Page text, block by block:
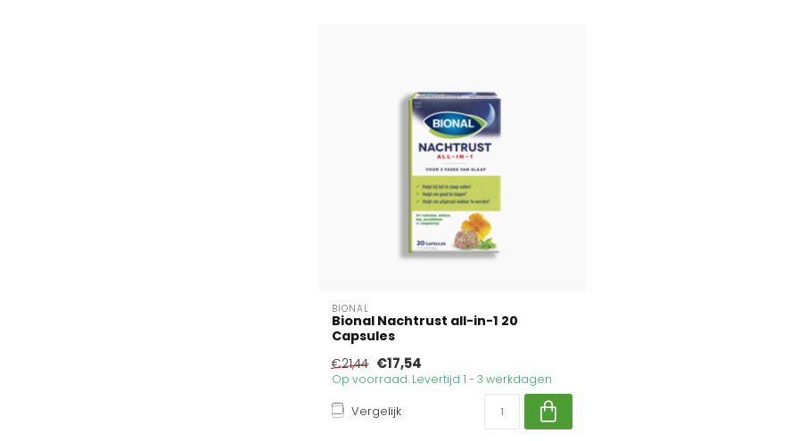
BIONAL
Bional Nachtrust all-in-1 20
Capsules
€21,44 €17,54
Op voorraad. Levertijd 1 - 3 werkdagen
Vergelijk